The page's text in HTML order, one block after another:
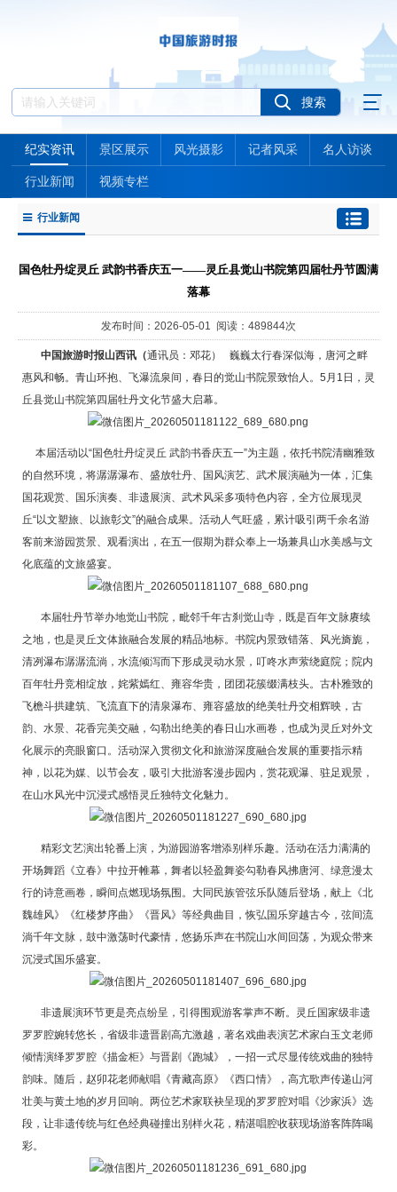
纪实资讯 景区展示 风光摄影 记者风采 名人访谈
行业新闻 视频专栏
行业新闻
国色牡丹绽灵丘 武韵书香庆五一——灵丘县觉山书院第四届牡丹节圆满
落幕
发布时间：2026-05-01 阅读：489844次
中国旅游时报山西讯（通讯员：邓花） 巍巍太行春深似海，唐河之畔
惠风和畅。青山环抱、飞瀑流泉间，春日的觉山书院景致怡人。5月1日，灵
丘县觉山书院第四届牡丹文化节盛大启幕。
本届活动以“国色牡丹绽灵丘 武韵书香庆五一”为主题，依托书院清幽雅致
的自然环境，将潺潺瀑布、盛放牡丹、国风演艺、武术展演融为一体，汇集
国花观赏、国乐演奏、非遗展演、武术风采多项特色内容，全方位展现灵
丘“以文塑旅、以旅彰文”的融合成果。活动人气旺盛，累计吸引两千余名游
客前来游园赏景、观看演出，在五一假期为群众奉上一场兼具山水美感与文
化底蕴的文旅盛宴。
本届牡丹节举办地觉山书院，毗邻千年古刹觉山寺，既是百年文脉赓续
之地，也是灵丘文体旅融合发展的精品地标。书院内景致错落、风光旖旎，
清冽瀑布潺潺流淌，水流倾泻而下形成灵动水景，叮咚水声萦绕庭院；院内
百年牡丹竞相绽放，姹紫嫣红、雍容华贵，团团花簇缀满枝头。古朴雅致的
飞檐斗拱建筑、飞流直下的清泉瀑布、雍容盛放的绝美牡丹交相辉映，古
韵、水景、花香完美交融，勾勒出绝美的春日山水画卷，也成为灵丘对外文
化展示的亮眼窗口。活动深入贯彻文化和旅游深度融合发展的重要指示精
神，以花为媒、以节会友，吸引大批游客漫步园内，赏花观瀑、驻足观景，
在山水风光中沉浸式感悟灵丘独特文化魅力。
精彩文艺演出轮番上演，为游园游客增添别样乐趣。活动在活力满满的
开场舞蹈《立春》中拉开帷幕，舞者以轻盈舞姿勾勒春风拂唐河、绿意漫太
行的诗意画卷，瞬间点燃现场氛围。大同民族管弦乐队随后登场，献上《北
魏雄风》《红楼梦序曲》《晋风》等经典曲目，恢弘国乐穿越古今，弦间流
淌千年文脉，鼓中激荡时代豪情，悠扬乐声在书院山水间回荡，为观众带来
沉浸式国乐盛宴。
非遗展演环节更是亮点纷呈，引得围观游客掌声不断。灵丘国家级非遗
罗罗腔婉转悠长，省级非遗晋剧高亢激越，著名戏曲表演艺术家白玉文老师
倾情演绎罗罗腔《描金柜》与晋剧《跑城》，一招一式尽显传统戏曲的独特
韵味。随后，赵卯花老师献唱《青藏高原》《西口情》，高亢歌声传递山河
壮美与黄土地的岁月回响。两位艺术家联袂呈现的罗罗腔对唱《沙家浜》选
段，让非遗传统与红色经典碰撞出别样火花，精湛唱腔收获现场游客阵阵喝
彩。